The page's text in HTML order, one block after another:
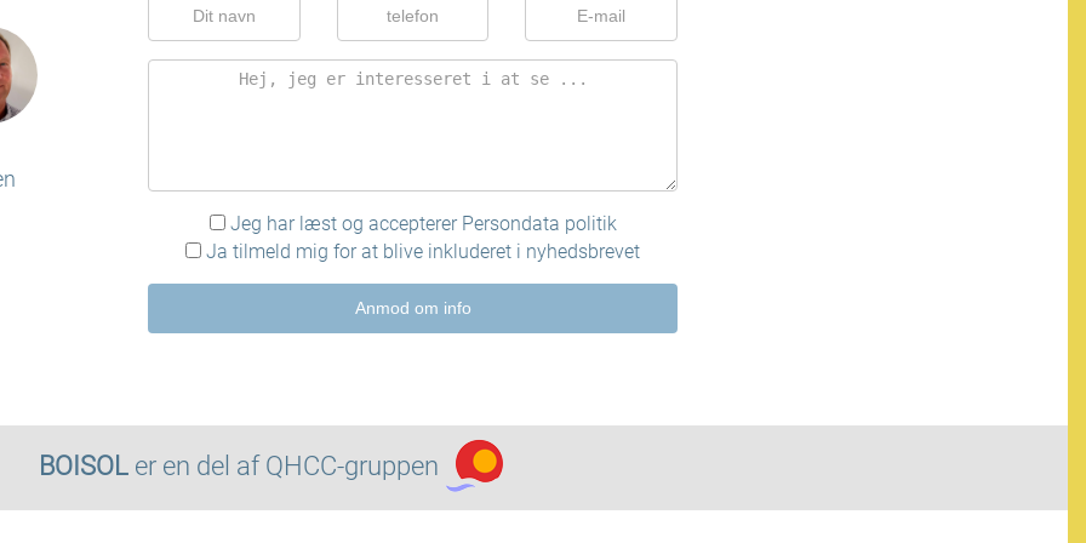
Jeg har læst og accepterer Persondata politik
Ja tilmeld mig for at blive inkluderet i nyhedsbrevet
Anmod om info
BOISOLer en del af QHCC-gruppen